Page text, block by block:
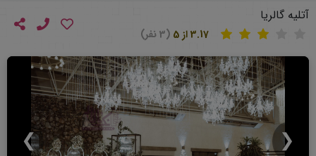
آتلیه گالریا
(3 نفر)
❮
❯